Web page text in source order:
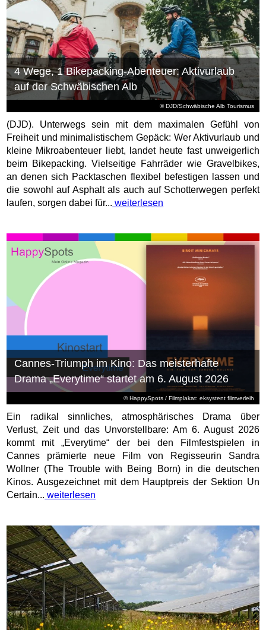
© DJD/Schwäbische Alb Tourismus
4 Wege, 1 Bikepacking-Abenteuer: Aktivurlaub
auf der Schwäbischen Alb
(DJD). Unterwegs sein mit dem maximalen Gefühl von
Freiheit und minimalistischem Gepäck: Wer Aktivurlaub und
kleine Mikroabenteuer liebt, landet heute fast unweigerlich
beim Bikepacking. Vielseitige Fahrräder wie Gravelbikes,
an denen sich Packtaschen flexibel befestigen lassen und
die sowohl auf Asphalt als auch auf Schotterwegen perfekt
laufen, sorgen dabei für... weiterlesen
© HappySpots / Filmplakat: eksystent filmverleih
Cannes-Triumph im Kino: Das meisterhafte
Drama „Everytime“ startet am 6. August 2026
Ein radikal sinnliches, atmosphärisches Drama über
Verlust, Zeit und das Unvorstellbare: Am 6. August 2026
kommt mit „Everytime“ der bei den Filmfestspielen in
Cannes prämierte neue Film von Regisseurin Sandra
Wollner (The Trouble with Being Born) in die deutschen
Kinos. Ausgezeichnet mit dem Hauptpreis der Sektion Un
Certain... weiterlesen